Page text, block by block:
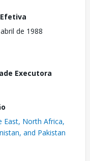
de 1988
Executora
East, North Africa,
and Pakistan